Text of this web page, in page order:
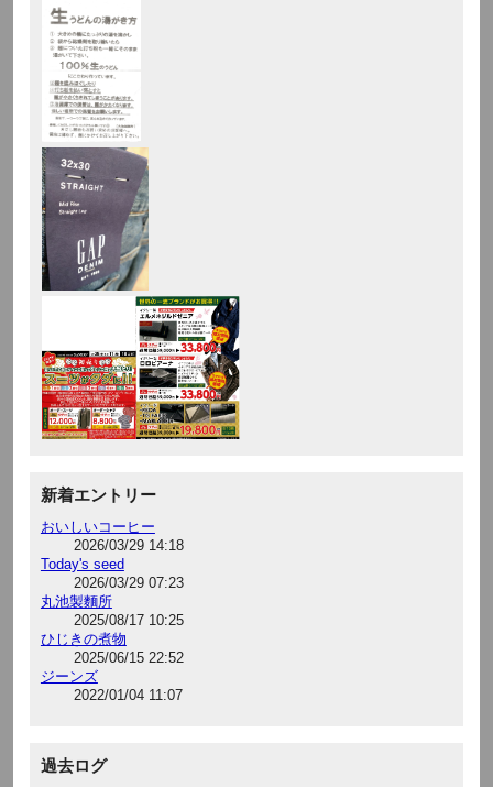
新着エントリー
おいしいコーヒー
2026/03/29 14:18
Today's seed
2026/03/29 07:23
丸池製麵所
2025/08/17 10:25
ひじきの煮物
2025/06/15 22:52
ジーンズ
2022/01/04 11:07
過去ログ